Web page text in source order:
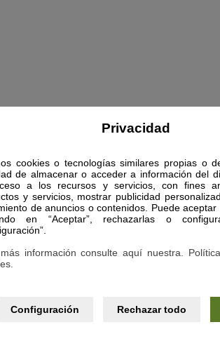
Privacidad
cookies o tecnologías similares propias o
de almacenar o acceder a información del
a los recursos y servicios, con fines
y servicios, mostrar publicidad
de anuncios o contenidos. Puede
en “Aceptar”, rechazarlas o
información consulte aquí nuestra.
Configuración Rechazar todo
Páginas legales
Aviso Legal